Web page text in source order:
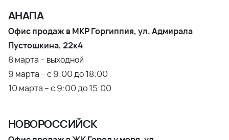
АНАПА
Офис продаж в МКР Горгиппия, ул. Адмирала
Пустошкина, 22к4
8 марта – выходной
9 марта – с 9:00 до 18:00
10 марта – с 9:00 до 15:00
НОВОРОССИЙСК